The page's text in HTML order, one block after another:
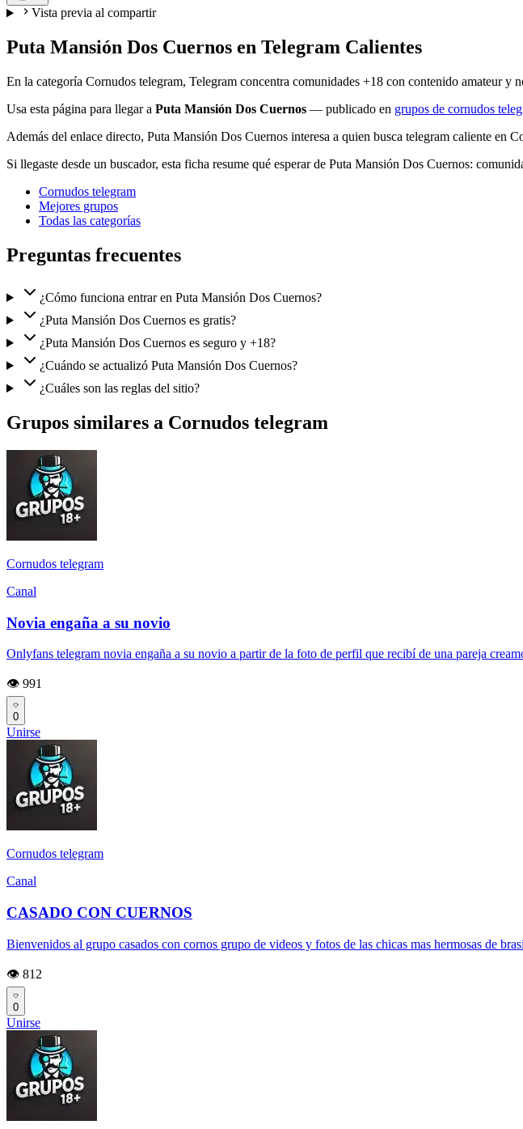
Vista previa al compartir
Puta Mansión Dos Cuernos en Telegram Calientes
En la categoría Cornudos telegram, Telegram concentra comunidades +18 con contenido amateur
Usa esta página para llegar a Puta Mansión Dos Cuernos — publicado en grupos de cornudos
Además del enlace directo, Puta Mansión Dos Cuernos interesa a quien busca telegram caliente en
Si llegaste desde un buscador, esta ficha resume qué esperar de Puta Mansión Dos Cuernos:
Cornudos telegram
Mejores grupos
Todas las categorías
Preguntas frecuentes
¿Cómo funciona entrar en Puta Mansión Dos Cuernos?
¿Puta Mansión Dos Cuernos es gratis?
¿Puta Mansión Dos Cuernos es seguro y +18?
¿Cuándo se actualizó Puta Mansión Dos Cuernos?
¿Cuáles son las reglas del sitio?
Grupos similares a Cornudos telegram
Cornudos telegram
Canal
Novia engaña a su novio
Onlyfans telegram novia engaña a su novio a partir de la foto de perfil que recibí de una pareja
👁️ 991
0
Unirse
Cornudos telegram
Canal
CASADO CON CUERNOS
Bienvenidos al grupo casados con cornos grupo de videos y fotos de las chicas mas hermosas de
👁️ 812
0
Unirse